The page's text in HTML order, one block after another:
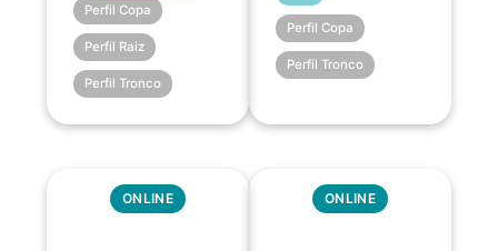
Perfil Copa
Perfil Raiz
Perfil Tronco
Perfil Copa
Perfil Tronco
ONLINE ONLINE